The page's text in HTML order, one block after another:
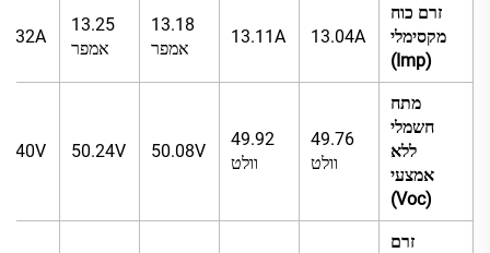
זרם כוח
מקסימלי
(Imp)
13.04A
13.11A
13.18
אמפר
13.25
אמפר
מתח
חשמלי
ללא
אמצעי
(Voc)
49.76
וולט
49.92
וולט
50.08V
50.24V
זרם